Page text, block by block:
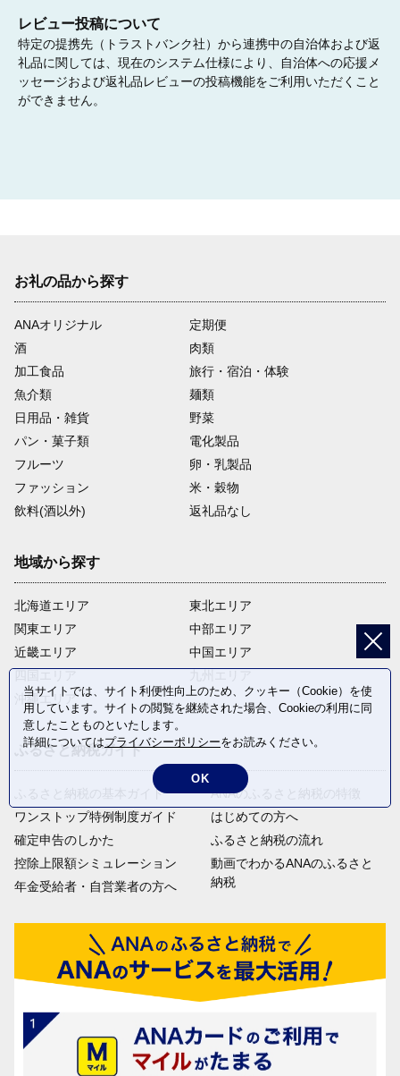
レビュー投稿について
特定の提携先（トラストバンク社）から連携中の自治体および返
礼品に関しては、現在のシステム仕様により、自治体への応援メ
ッセージおよび返礼品レビューの投稿機能をご利用いただくこと
ができません。
お礼の品から探す
ANAオリジナル
定期便
酒
肉類
加工食品
旅行・宿泊・体験
魚介類
麺類
日用品・雑貨
野菜
パン・菓子類
電化製品
フルーツ
卵・乳製品
ファッション
米・穀物
飲料(酒以外)
返礼品なし
地域から探す
北海道エリア
関東エリア
近畿エリア
沖縄エリア
東北エリア
中部エリア
中国エリア
ふるさと納税ガイド
ふるさと納税の基本ガイド
ワンストップ特例制度ガイド
確定申告のしかた
控除上限額シミュレーション
年金受給者・自営業者の方へ
ANAのふるさと納税の特徴
はじめての方へ
ふるさと納税の流れ
動画でわかるANAのふるさと
納税
当サイトでは、サイト利便性向上のため、クッキー（Cookie）を使
用しています。サイトの閲覧を継続された場合、Cookieの利用に同
意したことものといたします。
詳細についてはプライバシーポリシーをお読みください。
OK